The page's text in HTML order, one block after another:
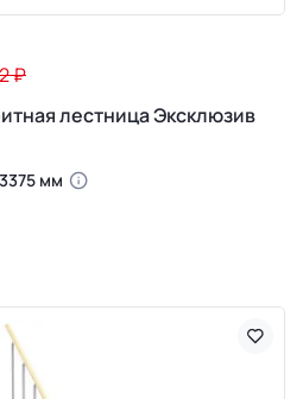
₽
лестница Эксклюзив
мм